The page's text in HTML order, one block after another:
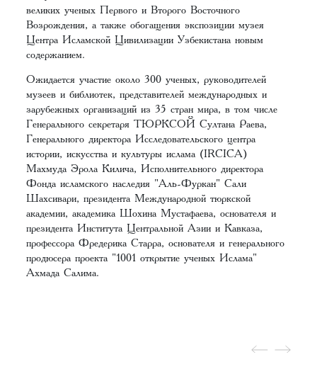
великих ученых Первого и Второго Восточного
Возрождения, а также обогащения экспозиции музея
Центра Исламской Цивилизации Узбекистана новым
содержанием.
Ожидается участие около 300 ученых, руководителей
музеев и библиотек, представителей международных и
зарубежных организаций из 35 стран мира, в том числе
Генерального секретаря ТЮРКСОЙ Султана Раева,
Генерального директора Исследовательского центра
истории, искусства и культуры ислама (IRCICA)
Махмуда Эрола Килича, Исполнительного директора
Фонда исламского наследия "Аль-Фуркан" Сали
Шахсивари, президента Международной тюркской
академии, академика Шохина Мустафаева, основателя и
президента Института Центральной Азии и Кавказа,
профессора Фредерика Старра, основателя и генерального
продюсера проекта "1001 открытие ученых Ислама"
Ахмада Салима.